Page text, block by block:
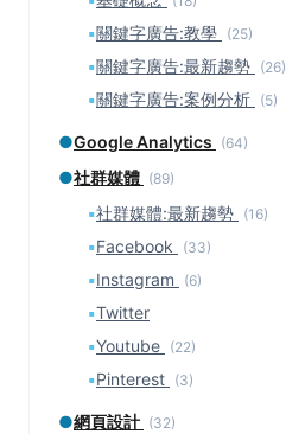
▪關鍵字廣告:教學 (25)
▪關鍵字廣告:最新趨勢 (26)
▪關鍵字廣告:案例分析 (5)
●Google Analytics (64)
●社群媒體 (89)
▪社群媒體:最新趨勢 (16)
▪Facebook (33)
▪Instagram (6)
▪Twitter
▪Youtube (22)
▪Pinterest (3)
●網頁設計 (32)